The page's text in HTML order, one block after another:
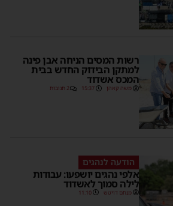
רשות המסים הניחה אבן פינה
למתקן הבידוק החדש בבית
המכס אשדוד
משה קאהן 15:37 2 תגובות
הודעה לנהגים
אלפי נהגים יושפעו: עבודות
לילה סמוך לאשדוד
מנחם דויטש 11:10